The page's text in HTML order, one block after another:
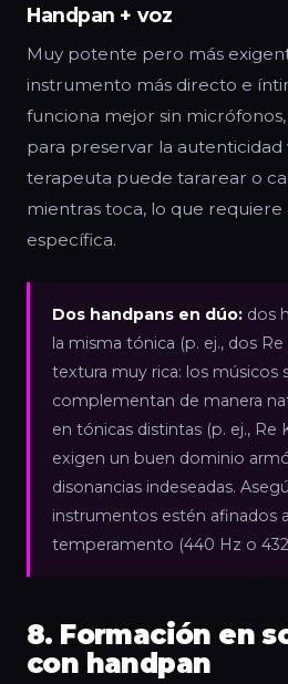
Handpan + voz
Muy potente pero más
instrumento más directo e
funciona mejor sin
para preservar la autenticidad
terapeuta puede tararear o
mientras toca, lo que requiere
específica.
Dos handpans en dúo: dos
la misma tónica (p. ej., dos
textura muy rica: los músicos
complementan de manera
en tónicas distintas (p. ej., Re
exigen un buen dominio
disonancias indeseadas.
instrumentos estén afinados
temperamento (440 Hz o
8. Formación en
con handpan